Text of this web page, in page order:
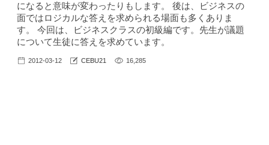
になると意味が変わったりもします。 後は、ビジネスの
面ではロジカルな答えを求められる場面も多くありま
す。 今回は、ビジネスクラスの初級編です。先生が議題
について生徒に答えを求めています。
2012-03-12 CEBU21 16,285